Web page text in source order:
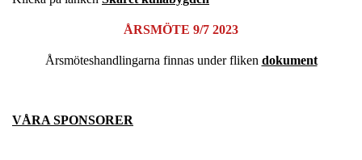
ÅRSMÖTE 9/7 2023
Årsmöteshandlingarna finnas under fliken dokument
VÅRA SPONSORER